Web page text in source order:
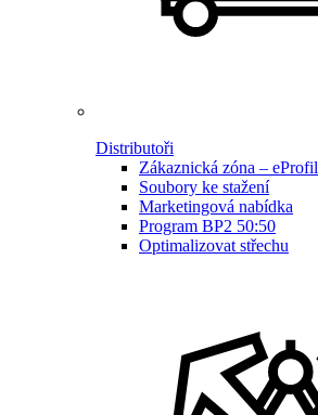
Distributoři
Zákaznická zóna – eProfil
Soubory ke stažení
Marketingová nabídka
Program BP2 50:50
Optimalizovat střechu